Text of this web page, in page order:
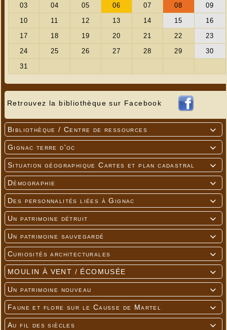
Retrouvez la bibliothèque sur Facebook

Bibliothèque / Centre de ressources

Gignac terre d'oc

Situation géographique Cartes et plan cadastral

Démographie

Des personnalités liées à Gignac

Un patrimoine détruit

Un patrimoine sauvegardé

Curiosités architecturales

MOULIN À VENT / ÉCOMUSÉE

Un patrimoine nouveau

Faune et flore sur le Causse de Martel

Au fil des siècles